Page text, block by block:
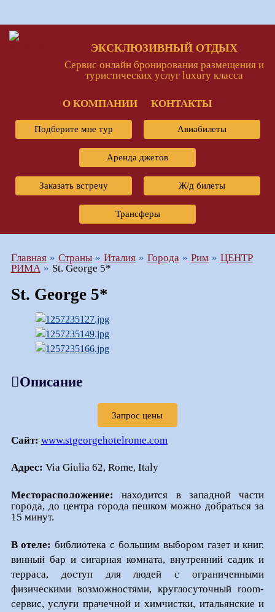
ЭКСКЛЮЗИВНЫЙ ОТДЫХ
Сервис онлайн бронирования размещения и
туристических услуг luxury класса
О КОМПАНИИ КОНТАКТЫ
Подберите мне тур Авиабилеты
Аренда джетов
Заказать встречу Ж/д билеты
Трансферы
Главная Страны Италия Города Рим
ЦЕНТР
РИМА
St. George 5*
St. George 5*
Описание
Запрос цены
Сайт: www.stgeorgehotelrome.com
Адрес: Via Giulia 62, Rome, Italy
Месторасположение:находится в западной части
города, до центра города пешком можно добраться за
15 минут.
В отеле: библиотека с большим выбором газет и книг,
винный бар и сигарная комната, внутренний садик и
терраса, доступ для людей с ограниченными
физическими возможностями, круглосуточный room-
сервис, услуги прачечной и химчистки, итальянские и